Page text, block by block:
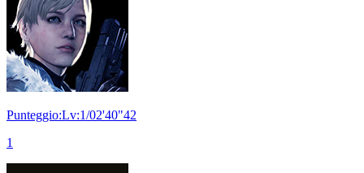
Punteggio:Lv:1/02'40"42
1